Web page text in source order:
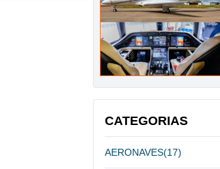
CATEGORIAS
AERONAVES(17)